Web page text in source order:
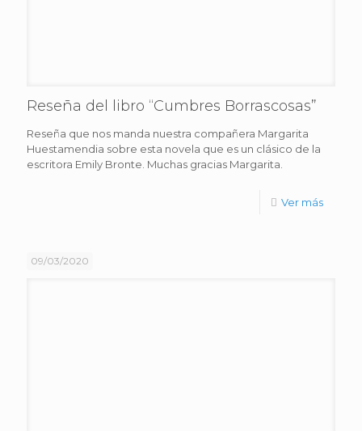
Reseña del libro “Cumbres Borrascosas”
Reseña que nos manda nuestra compañera Margarita
Huestamendia sobre esta novela que es un clásico de la
escritora Emily Bronte. Muchas gracias Margarita.
Ver más
09/03/2020